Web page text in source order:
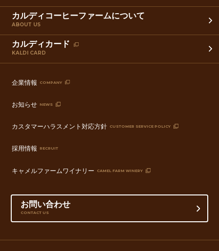
カルディコーヒーファームについて
ABOUT US
カルディカード
KALDI CARD
企業情報 COMPANY
お知らせ NEWS
カスタマーハラスメント対応方針 CUSTOMER SERVICE POLICY
採用情報 RECRUIT
キャメルファームワイナリー CAMEL FARM WINERY
お問い合わせ
CONTACT US